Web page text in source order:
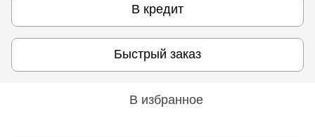
В кредит
Быстрый заказ
В избранное